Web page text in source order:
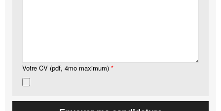
Votre CV (pdf, 4mo maximum) *